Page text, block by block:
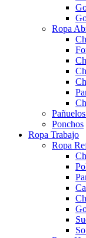
Ropa
Ponchos
Ropa Trabajo
Ropa